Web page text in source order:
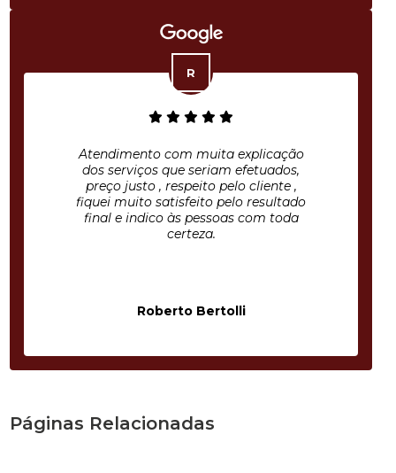
Atendimento com muita explicação
dos serviços que seriam efetuados,
preço justo , respeito pelo cliente ,
fiquei muito satisfeito pelo resultado
final e indico às pessoas com toda
certeza.
Roberto Bertolli
Páginas Relacionadas